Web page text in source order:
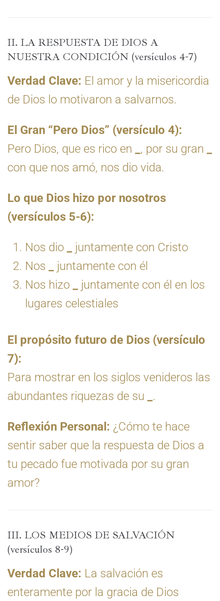
II. LA RESPUESTA DE DIOS A
NUESTRA CONDICIÓN (versículos 4-7)
Verdad Clave: El amor y la misericordia
de Dios lo motivaron a salvarnos.
El Gran “Pero Dios” (versículo 4):
Pero Dios, que es rico en
, por su gran
con que nos amó, nos dio vida.
Lo que Dios hizo por nosotros
(versículos 5-6):
Nos dio
juntamente con Cristo
Nos
juntamente con él
Nos hizo
juntamente con él en los
lugares celestiales
El propósito futuro de Dios (versículo
7):
Para mostrar en los siglos venideros las
abundantes riquezas de su
.
Reflexión Personal: ¿Cómo te hace
sentir saber que la respuesta de Dios a
tu pecado fue motivada por su gran
amor?
III. LOS MEDIOS DE SALVACIÓN
(versículos 8-9)
Verdad Clave: La salvación es
enteramente por la gracia de Dios